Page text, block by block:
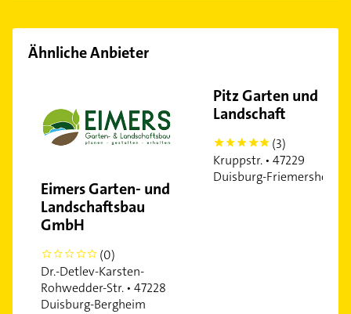
Ähnliche Anbieter
Eimers Garten- und
Landschaftsbau
GmbH
0
(0)
Dr.-Detlev-Karsten-
Rohwedder-Str. • 47228
Duisburg-Bergheim
Pitz Garten und
Landschaft
5
(3)
Kruppstr. • 47229
Duisburg-Friemersheim